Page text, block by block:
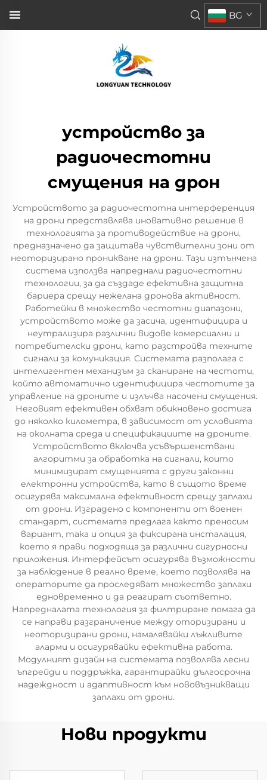
BG
устройство за
радиочестотни
смущения на дрон
Устройството за радиочестотна интерференция
на дрони представлява иновативно решение в
технологията за противодействие на дрони,
предназначено да защитава чувствителни зони от
неоторизирано проникване на дрони. Тази изтънчена
система използва напреднали радиочестотни
технологии, за да създаде ефективна защитна
бариера срещу нежелана дронова активност.
Работейки в множество честотни диапазони,
устройството може да засича, идентифицира и
неутрализира различни видове комерсиални и
потребителски дрони, като разстройва техните
сигнали за комуникация. Системата разполага с
интелигентен механизъм за сканиране на честоти,
който автоматично идентифицира честотите за
управление на дроните и излъчва насочени смущения.
Неговият ефективен обхват обикновено достига
до няколко километра, в зависимост от условията
на околната среда и спецификациите на дроните.
Устройството включва усъвършенствани
алгоритми за обработка на сигнали, които
минимизират смущенията с други законни
електронни устройства, като в същото време
осигурява максимална ефективност срещу заплахи
от дрони. Изградено с компоненти от военен
стандарт, системата предлага както преносим
вариант, така и опция за фиксирана инсталация,
което я прави подходяща за различни сигурносни
приложения. Интерфейсът осигурява възможности
за наблюдение в реално време, което позволява на
операторите да проследяват множество заплахи
едновременно и да реагират съответно.
Напредналата технология за филтриране помага да
се направи разграничение между оторизирани и
неоторизирани дрони, намалявайки лъжливите
аларми и осигурявайки ефективна работа.
Модулният дизайн на системата позволява лесни
ъпгрейди и поддръжка, гарантирайки дългосрочна
надеждност и адаптивност към нововъзникващи
заплахи от дрони.
Нови продукти